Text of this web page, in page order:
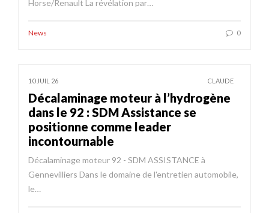
Horse/Renault La révélation par…
News 0
10 JUIL 26 CLAUDE
Décalaminage moteur à l’hydrogène
dans le 92 : SDM Assistance se
positionne comme leader
incontournable
Décalaminage moteur 92 - SDM ASSISTANCE à
Gennevilliers Dans le domaine de l'entretien automobile,
le…